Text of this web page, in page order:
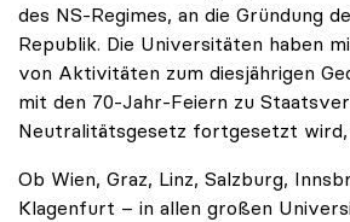
des NS-Regimes, an die Gründung
Republik. Die Universitäten haben
von Aktivitäten zum diesjährigen
mit den 70-Jahr-Feiern zu
Neutralitätsgesetz fortgesetzt wird,
Ob Wien, Graz, Linz, Salzburg,
Klagenfurt – in allen großen